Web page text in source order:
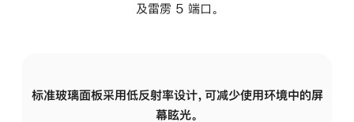
及雷雳 5 端口。
标准玻璃面板采用低反射率设计，可减少使用环境中的屏
幕眩光。